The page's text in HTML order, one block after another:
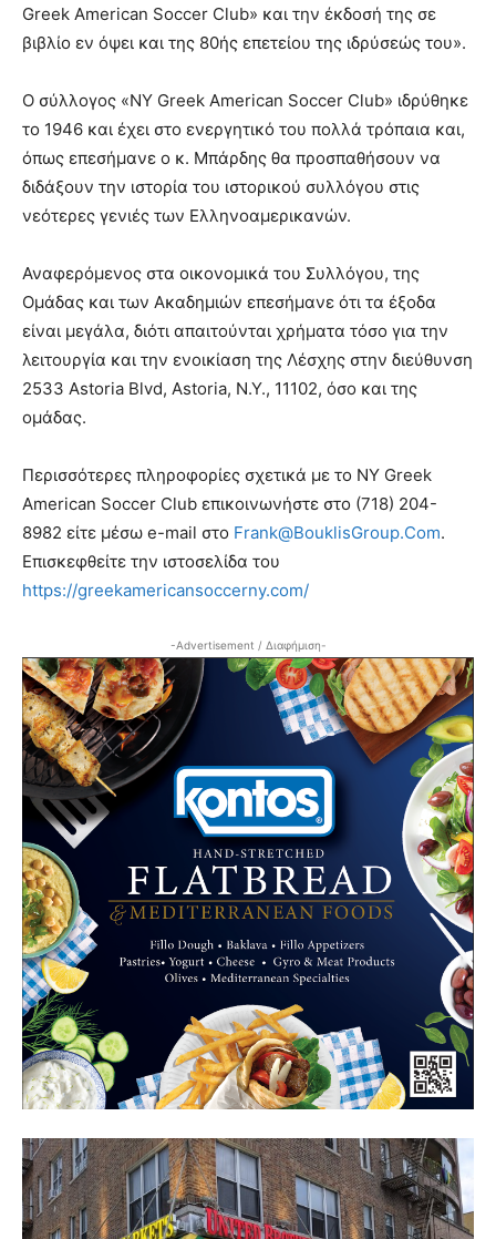
Greek American Soccer Club» και την έκδοσή της σε
βιβλίο εν όψει και της 80ής επετείου της ιδρύσεώς του».
Ο σύλλογος «NY Greek American Soccer Club» ιδρύθηκε
το 1946 και έχει στο ενεργητικό του πολλά τρόπαια και,
όπως επεσήμανε ο κ. Μπάρδης θα προσπαθήσουν να
διδάξουν την ιστορία του ιστορικού συλλόγου στις
νεότερες γενιές των Ελληνοαμερικανών.
Αναφερόμενος στα οικονομικά του Συλλόγου, της
Ομάδας και των Ακαδημιών επεσήμανε ότι τα έξοδα
είναι μεγάλα, διότι απαιτούνται χρήματα τόσο για την
λειτουργία και την ενοικίαση της Λέσχης στην διεύθυνση
2533 Astoria Blvd, Astoria, Ν.Υ., 11102, όσο και της
ομάδας.
Περισσότερες πληροφορίες σχετικά με το NY Greek
American Soccer Club επικοινωνήστε στο (718) 204-
8982 είτε μέσω e-mail στο Frank@BouklisGroup.Com.
Επισκεφθείτε την ιστοσελίδα του
https://greekamericansoccerny.com/
-Advertisement / Διαφήμιση-